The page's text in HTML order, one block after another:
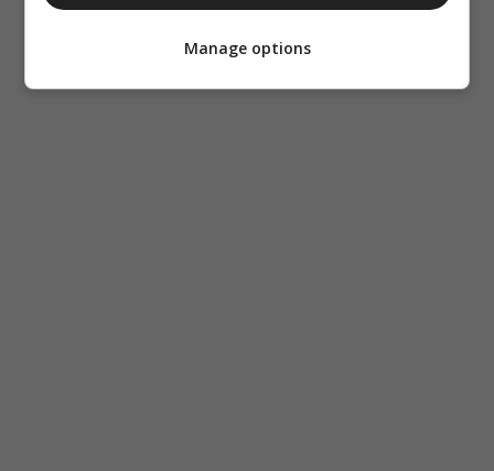
Manage options